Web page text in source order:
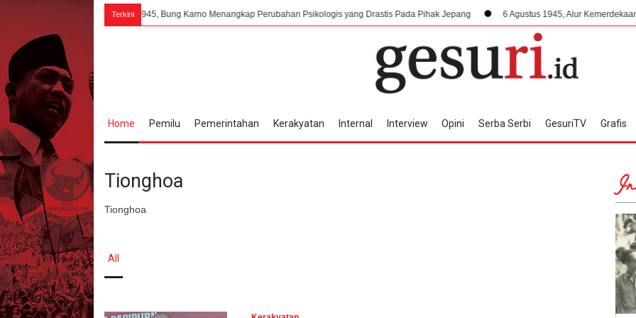
Terkini
6 Agustus 1945, Bung Karno Menangkap Perubahan Psikologis yang Drastis Pada Pihak Jepang 6 Agustus 1945, Alur Kemerdekaan Dipercepat:
Home Pemilu Pemerintahan Kerakyatan Internal Interview Opini Serba Serbi GesuriTV Grafis
Tionghoa
Tionghoa
All